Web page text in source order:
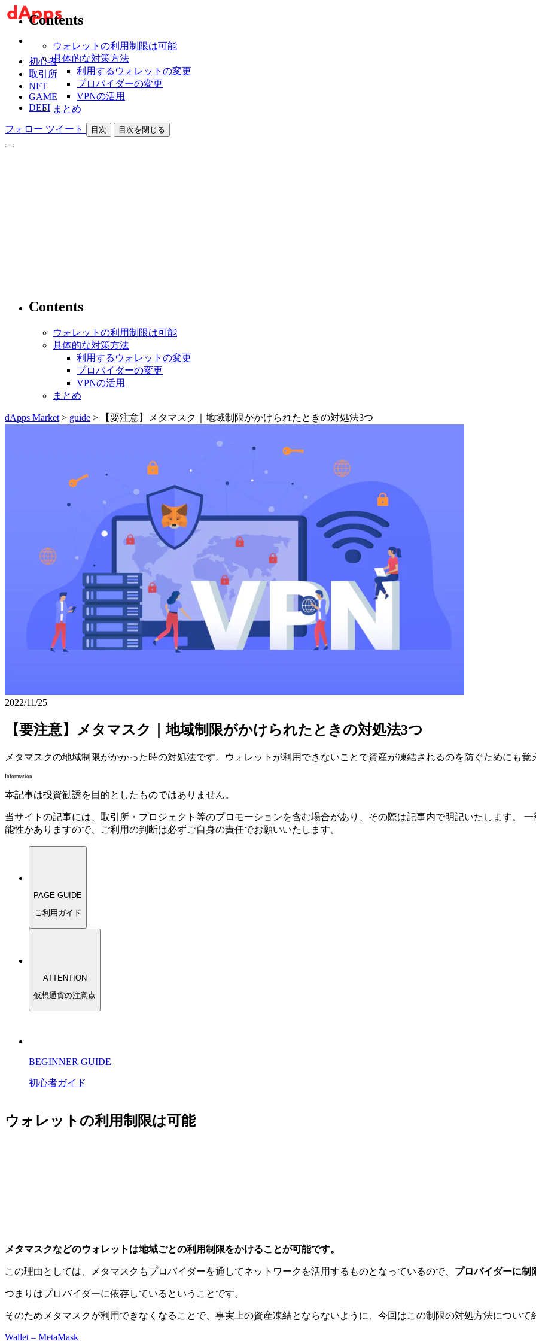
初心者
取引所
NFT
GAME
DEFI
フォロー ツイート 目次 目次を閉じる
Contents
ウォレットの利用制限は可能
具体的な対策方法
利用するウォレットの変更
プロバイダーの変更
VPNの活用
まとめ
Contents
ウォレットの利用制限は可能
具体的な対策方法
利用するウォレットの変更
プロバイダーの変更
VPNの活用
まとめ
dApps Market > guide > 【要注意】メタマスク｜地域制限がかけられたときの対処法3つ
2022/11/25
【要注意】メタマスク｜地域制限がかけられたときの対処法3つ
メタマスクの地域制限がかかった時の対処法です。ウォレットが利用できないことで資産が凍結されるのを防ぐためにも覚
Information
本記事は投資勧誘を目的としたものではありません。
当サイトの記事には、取引所・プロジェクト等のプロモーションを含む場合があり、その際は記事内で明記いたします。
能性がありますので、ご利用の判断は必ずご自身の責任でお願いいたします。
PAGE GUIDE
ご利用ガイド
ATTENTION
仮想通貨の注意点
BEGINNER GUIDE
初心者ガイド
ウォレットの利用制限は可能
メタマスクなどのウォレットは地域ごとの利用制限をかけることが可能です。
この理由としては、メタマスクもプロバイダーを通してネットワークを活用するものとなっているので、 プロバイダーに制
つまりはプロバイダーに依存しているということです。
そのためメタマスクが利用できなくなることで、事実上の資産凍結とならないように、今回はこの制限の対処方法について
Wallet – MetaMask